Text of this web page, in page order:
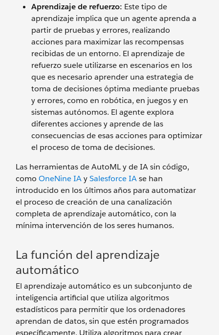
Aprendizaje de refuerzo: Este tipo de
aprendizaje implica que un agente aprenda a
partir de pruebas y errores, realizando
acciones para maximizar las recompensas
recibidas de un entorno. El aprendizaje de
refuerzo suele utilizarse en escenarios en los
que es necesario aprender una estrategia de
toma de decisiones óptima mediante pruebas
y errores, como en robótica, en juegos y en
sistemas autónomos. El agente explora
diferentes acciones y aprende de las
consecuencias de esas acciones para optimizar
el proceso de toma de decisiones.
Las herramientas de AutoML y de IA sin código,
como OneNine IAySalesforce IAse han
introducido en los últimos años para automatizar
el proceso de creación de una canalización
completa de aprendizaje automático, con la
mínima intervención de los seres humanos.
La función del aprendizaje
automático
El aprendizaje automático es un subconjunto de
inteligencia artificial que utiliza algoritmos
estadísticos para permitir que los ordenadores
aprendan de datos, sin que estén programados
específicamente. Utiliza algoritmos para crear